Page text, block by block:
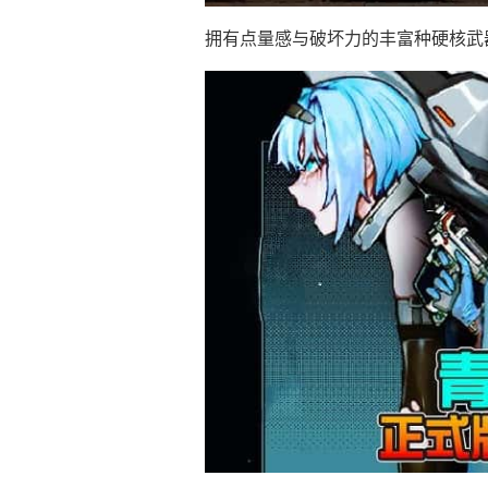
拥有点量感与破坏力的丰富种硬核武